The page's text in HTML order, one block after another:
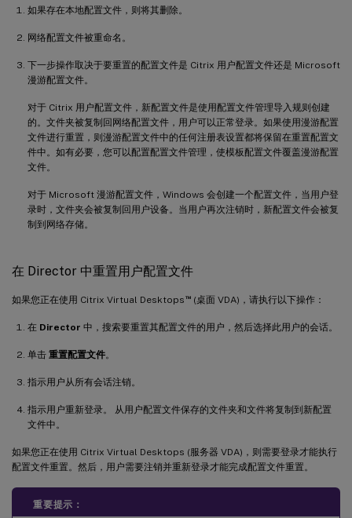
如果存在本地配置文件，则将其删除。
网络配置文件被重命名。
下一步操作取决于要重置的配置文件是 Citrix 用户配置文件还是 Microsoft
漫游配置文件。
对于 Citrix 用户配置文件，新配置文件是使用配置文件管理导入规则创建
的。文件夹被复制回网络配置文件，用户可以正常登录。如果使用漫游配置
文件进行重置，则漫游配置文件中的任何注册表设置都将保留在重置配置文
件中。如有必要，您可以配置配置文件管理，使模板配置文件覆盖漫游配置
文件。
对于 Microsoft 漫游配置文件，Windows 会创建一个配置文件，当用户登
录时，文件夹会被复制回用户设备。当用户再次注销时，新配置文件会被复
制到网络存储。
在 Director 中重置用户配置文件
如果您正在使用 Citrix Virtual Desktops ™(桌面 VDA)，请执行以下操作：
在 Director 中，搜索要重置其配置文件的用户，然后选择此用户的会话。
单击 重置配置文件。
指示用户从所有会话注销。
指示用户重新登录。 从用户配置文件保存的文件夹和文件将复制到新配置
文件中。
如果您正在使用 Citrix Virtual Desktops (服务器 VDA)，则需要登录才能执行
配置文件重置。然后，用户需要注销并重新登录才能完成配置文件重置。
重要提示：